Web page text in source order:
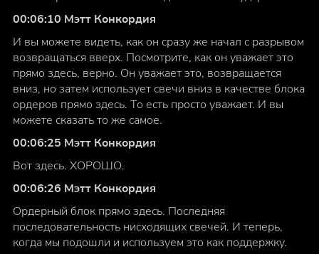
00:06:10 Мэтт Конкордия
И вы можете видеть, как он сразу же начал с разрывом
возвращаться вверх. Посмотрите, как он уважает это
прямо здесь, верно. Он уважает это, возвращается
вниз, но затем использует свечи вниз в качестве блока
ордеров прямо здесь. То есть просто уважает. И вы
можете сказать то же самое.
00:06:25 Мэтт Конкордия
Вот здесь. ХОРОШО.
00:06:26 Мэтт Конкордия
Ордерный блок прямо здесь. Последняя
последовательность нисходящих свечей. И теперь,
когда мы подошли и используем это как поддержку.